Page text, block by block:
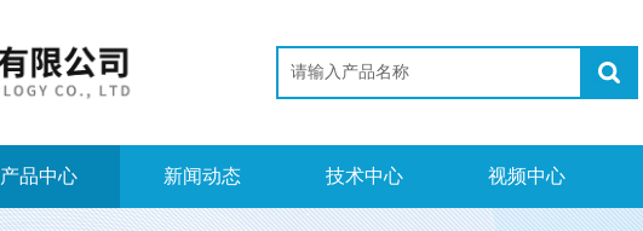
产品中心 新闻动态 技术中心 视频中心